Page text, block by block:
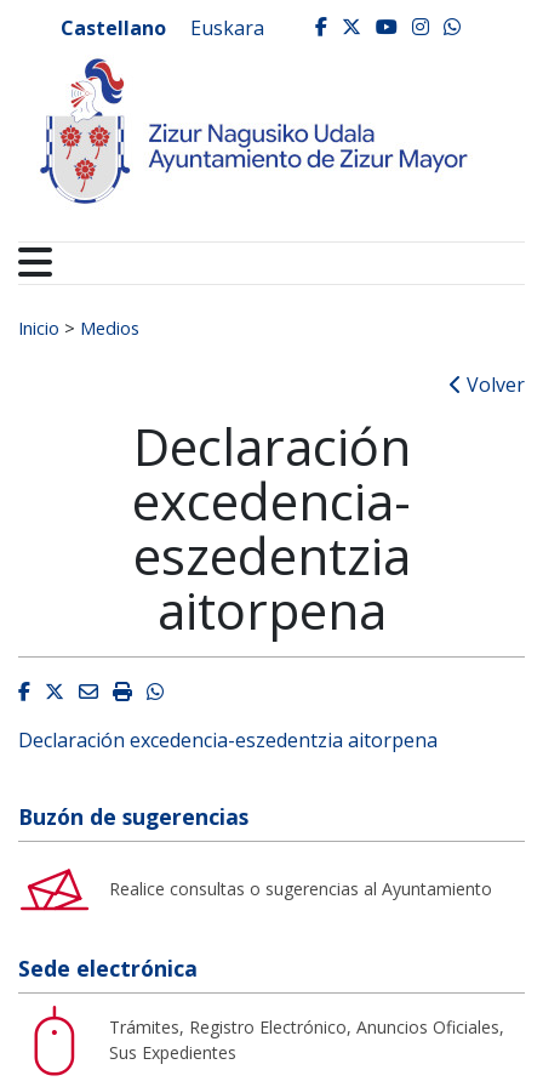
Ayuntamiento de
Castellano Euskara facebook
twitter
youtube
Buscar:
Inicio > Medios
Volver
Declaración
excedencia-
eszedentzia
aitorpena
Facebook
Twitter
EmailImprimirWhatsapp
Declaración excedencia-eszedentzia aitorpena
Buzón de sugerencias
Realice consultas o sugerencias al Ayuntamiento
Sede electrónica
Trámites, Registro Electrónico, Anuncios Oficiales,
Sus Expedientes